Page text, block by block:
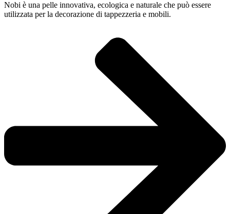
Nobi è una pelle innovativa, ecologica e naturale che può essere
utilizzata per la decorazione di tappezzeria e mobili.